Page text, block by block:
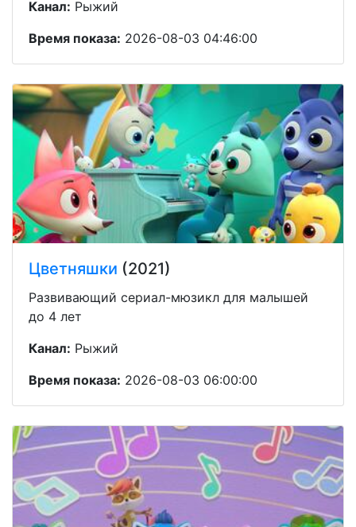
Канал: Рыжий
Время показа: 2026-08-03 04:46:00
Цветняшки (2021)
Развивающий сериал-мюзикл для малышей
до 4 лет
Канал: Рыжий
Время показа: 2026-08-03 06:00:00